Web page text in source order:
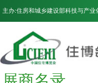
主办:住房和城乡建设部科技与产